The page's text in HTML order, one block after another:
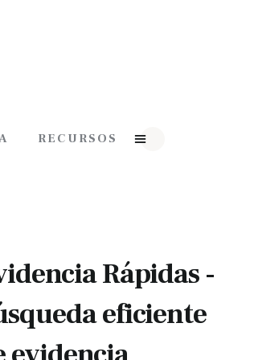
RECURSOS
Rápidas -
eficiente